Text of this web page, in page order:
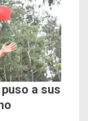
a sus